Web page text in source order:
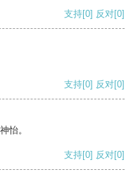
支持[0] 反对[0]
支持[0] 反对[0]
怡。
支持[0] 反对[0]